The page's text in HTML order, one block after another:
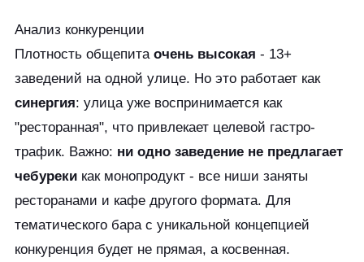
Анализ конкуренции
Плотность общепита очень высокая - 13+
заведений на одной улице. Но это работает как
синергия: улица уже воспринимается как
"ресторанная", что привлекает целевой гастро-
трафик. Важно: ни одно заведение не предлагает
чебуреки как монопродукт - все ниши заняты
ресторанами и кафе другого формата. Для
тематического бара с уникальной концепцией
конкуренция будет не прямая, а косвенная.